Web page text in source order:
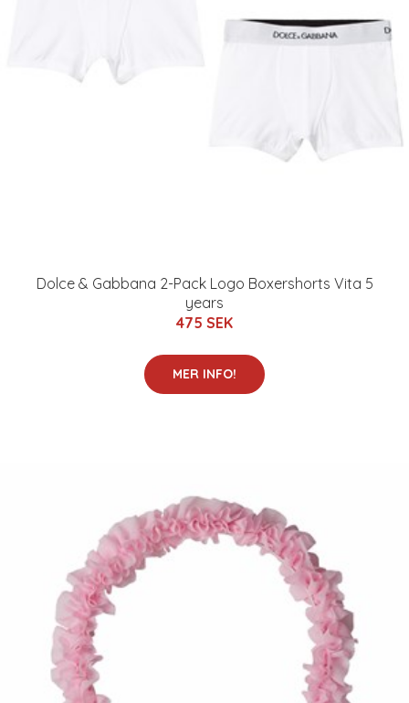
Dolce & Gabbana 2-Pack Logo Boxershorts Vita 5
years
475 SEK
MER INFO!